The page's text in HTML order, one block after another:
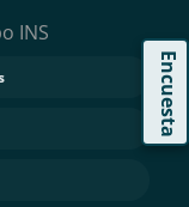
Encuesta
INS